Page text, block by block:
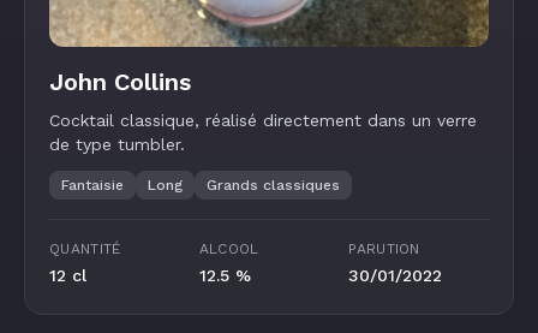
John Collins
Cocktail classique, réalisé directement dans un verre
de type tumbler.
Fantaisie Long Grands classiques
QUANTITÉ
12 cl
ALCOOL
12.5 %
PARUTION
30/01/2022